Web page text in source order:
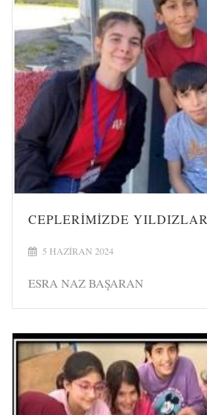
CEPLERİMİZDE YILDIZLAR
5 HAZIRAN 2024
ESRA NAZ BAŞARAN